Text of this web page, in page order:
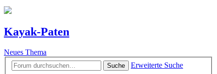
Kayak-Paten
Neues Thema
Suche
Erweiterte Suche